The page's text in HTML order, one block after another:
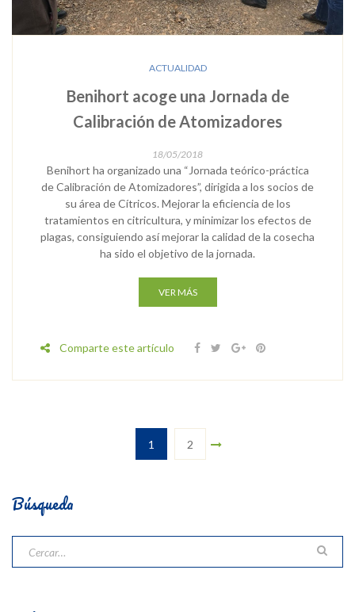
ACTUALIDAD
Benihort acoge una Jornada de
Calibración de Atomizadores
18/05/2018
Benihort ha organizado una “Jornada teórico-práctica
de Calibración de Atomizadores”, dirigida a los socios de
su área de Cítricos. Mejorar la eficiencia de los
tratamientos en citricultura, y minimizar los efectos de
plagas, consiguiendo así mejorar la calidad de la cosecha
ha sido el objetivo de la jornada.
VER MÁS
Comparte este artículo
1 2
Búsqueda